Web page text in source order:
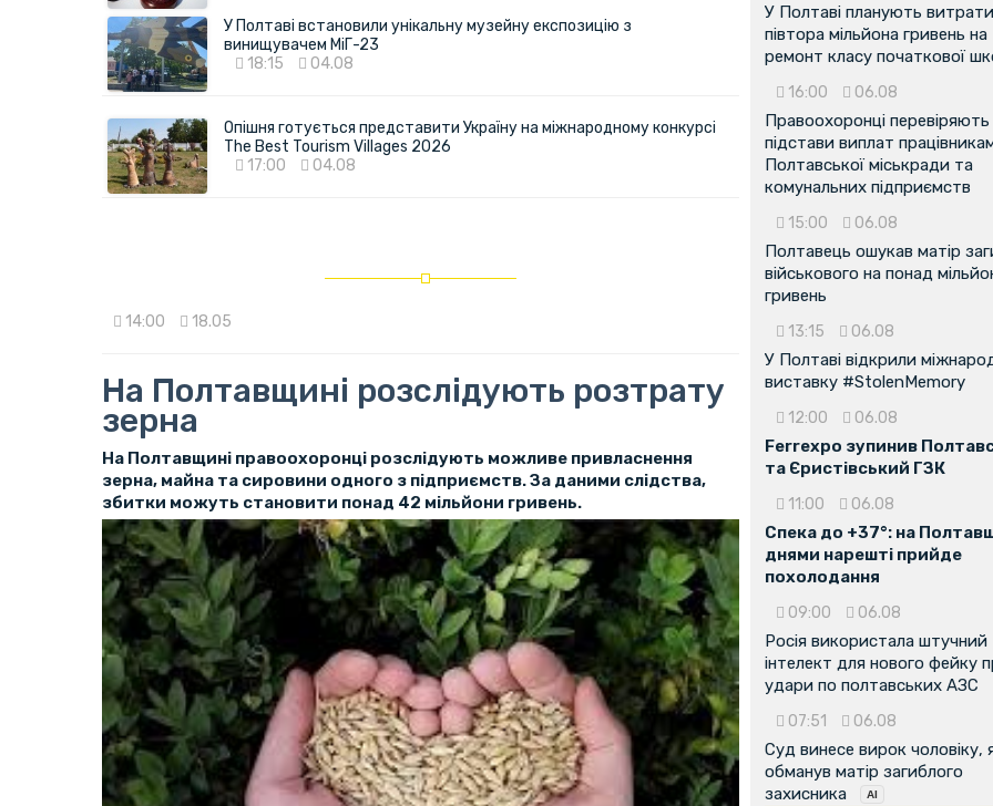
У Полтаві встановили унікальну музейну експозицію з
винищувачем МіГ-23
18:15
04.08
Опішня готується представити Україну на міжнародному конкурсі
The Best Tourism Villages 2026
17:00
04.08
14:00 18.05
На Полтавщині розслідують розтрату
зерна
На Полтавщині правоохоронці розслідують можливе привласнення
зерна, майна та сировини одного з підприємств. За даними слідства,
збитки можуть становити понад 42 мільйони гривень.
У Полтаві планують
півтора мільйона гривень на
ремонт класу початкової
16:00 06.08
Правоохоронці перевіряють
підстави виплат
Полтавської міськради та
комунальних підприємств
15:00 06.08
Полтавець ошукав матір
військового на понад
гривень
13:15 06.08
У Полтаві відкрили
виставку #StolenMemory
12:00 06.08
Ferrexpo зупинив
та Єристівський ГЗК
11:00 06.08
Спека до +37°: на
днями нарешті прийде
похолодання
09:00 06.08
Росія використала штучний
інтелект для нового фейку
удари по полтавських АЗС
07:51 06.08
Суд винесе вирок чоловіку,
обманув матір загиблого
захисника